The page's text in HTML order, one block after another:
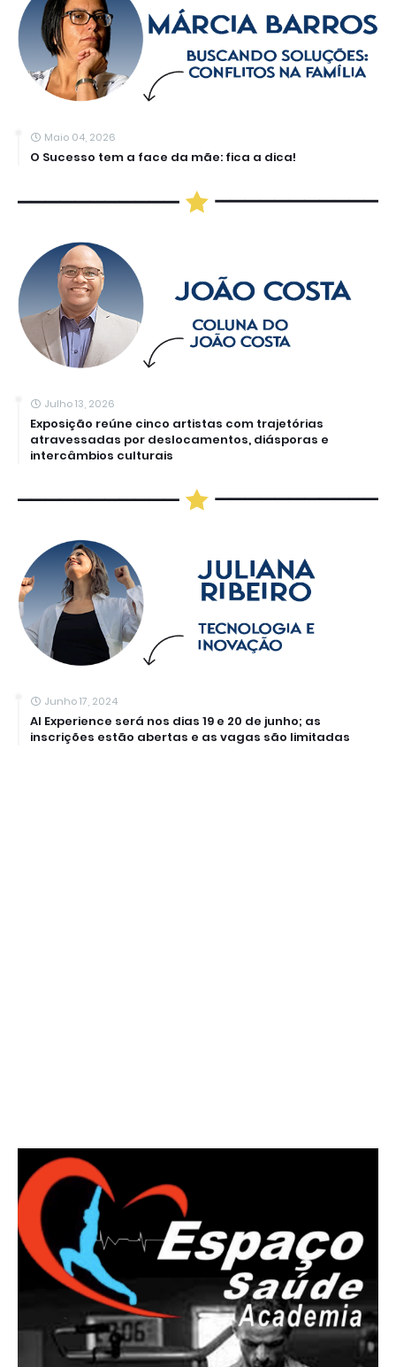
Maio 04, 2026
O Sucesso tem a face da mãe: fica a dica!
Julho 13, 2026
Exposição reúne cinco artistas com trajetórias
atravessadas por deslocamentos, diásporas e
intercâmbios culturais
Junho 17, 2024
AI Experience será nos dias 19 e 20 de junho; as
inscrições estão abertas e as vagas são limitadas